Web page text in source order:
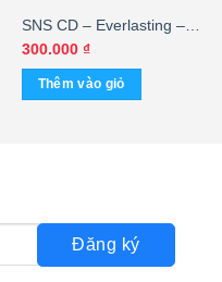
SNS CD – Everlasting –
Romantic Classical Guitar (3
Góc) KGMG – cái
300.000 ₫
Thêm vào giỏ
Đăng ký